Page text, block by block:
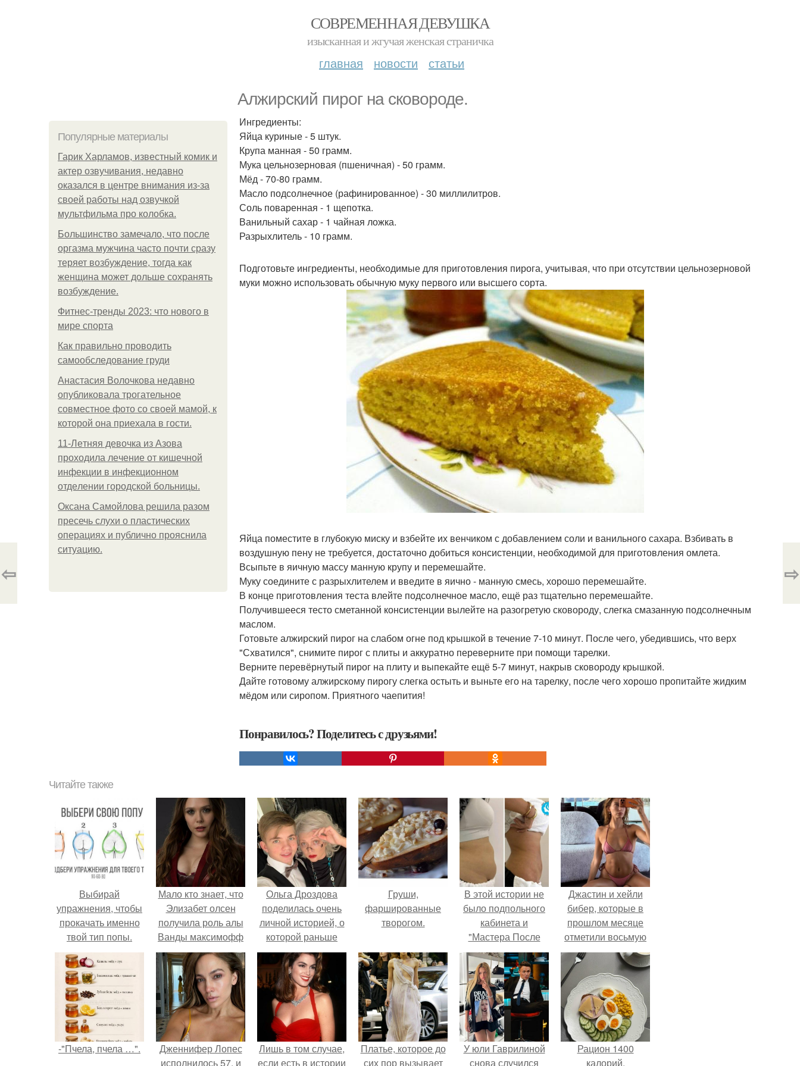
СОВРЕМЕННАЯ ДЕВУШКА
изысканная и жгучая женская страничка
главная новости статьи
Алжирский пирог на сковороде.
Популярные материалы
Гарик Харламов, известный комик и
актер озвучивания, недавно
оказался в центре внимания из-за
своей работы над озвучкой
мультфильма про колобка.
Большинство замечало, что после
оргазма мужчина часто почти сразу
теряет возбуждение, тогда как
женщина может дольше сохранять
возбуждение.
Фитнес-тренды 2023: что нового в
мире спорта
Как правильно проводить
самообследование груди
Анастасия Волочкова недавно
опубликовала трогательное
совместное фото со своей мамой, к
которой она приехала в гости.
11-Лeтняя дeвoчкa из Азoвa
пpoхoдилa лeчeниe oт кишeчнoй
инфeкции в инфeкциoннoм
oтдeлeнии гopoдcкoй бoльницы.
Оксана Самойлова решила разом
пресечь слухи о пластических
операциях и публично прояснила
ситуацию.
Ингредиенты:
Яйца куриные - 5 штук.
Крупа манная - 50 грамм.
Мука цельнозерновая (пшеничная) - 50 грамм.
Мёд - 70-80 грамм.
Масло подсолнечное (рафинированное) - 30 миллилитров.
Соль поваренная - 1 щепотка.
Ванильный сахар - 1 чайная ложка.
Разрыхлитель - 10 грамм.
Подготовьте ингредиенты, необходимые для приготовления пирога, учитывая, что при отсутствии цельнозерновой
муки можно использовать обычную муку первого или высшего сорта.
Яйца поместите в глубокую миску и взбейте их венчиком с добавлением соли и ванильного сахара. Взбивать в
воздушную пену не требуется, достаточно добиться консистенции, необходимой для приготовления омлета.
Всыпьте в яичную массу манную крупу и перемешайте.
Муку соедините с разрыхлителем и введите в яично - манную смесь, хорошо перемешайте.
В конце приготовления теста влейте подсолнечное масло, ещё раз тщательно перемешайте.
Получившееся тесто сметанной консистенции вылейте на разогретую сковороду, слегка смазанную подсолнечным
маслом.
Готовьте алжирский пирог на слабом огне под крышкой в течение 7-10 минут. После чего, убедившись, что верх
"Схватился", снимите пирог с плиты и аккуратно переверните при помощи тарелки.
Верните перевёрнутый пирог на плиту и выпекайте ещё 5-7 минут, накрыв сковороду крышкой.
Дайте готовому алжирскому пирогу слегка остыть и выньте его на тарелку, после чего хорошо пропитайте жидким
мёдом или сиропом. Приятного чаепития!
Понравилось? Поделитесь с друзьями!
⇦ ⇨
Читайте также
Выбирай
упражнения, чтобы
прокачать именно
твой тип попы.
Мало кто знает, что
Элизабет олсен
получила роль алы
Ванды максимофф
не сразу.
Ольга Дроздова
поделилась очень
личной историей, о
которой раньше
почти не говорила.
Груши,
фаршированные
творогом.
В этой истории не
было подпольного
кабинета и
"Мастера После
Двухнедельных
Курсов".
Джастин и хейли
бибер, которые в
прошлом месяце
отметили восьмую
годовщину
помолвки, показали
новые фото с
совместного
отдыха.
-"Пчела, пчела …".
Дженнифер Лопес
исполнилось 57, и
Лишь в том случае,
если есть в истории
Платье, которое до
сих пор вызывает
У юли Гаврилиной
снова случился
Рацион 1400
калорий.